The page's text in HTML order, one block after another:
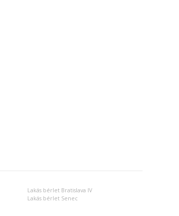
Lakás bérlet Bratislava IV
Lakás bérlet Senec